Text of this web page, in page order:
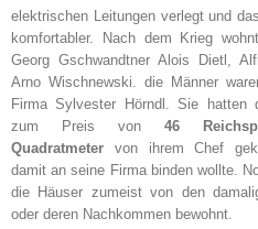
elektrischen Leitungen verlegt und
komfortabler. Nach dem Krieg
Georg Gschwandtner Alois Dietl,
Arno Wischnewski. die Männer
Firma Sylvester Hörndl. Sie hatten
zum Preis von 46
Quadratmeter von ihrem Chef
damit an seine Firma binden wollte.
die Häuser zumeist von den
oder deren Nachkommen bewohnt.